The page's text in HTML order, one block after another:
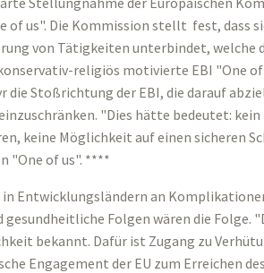
us". Die Kommission stellt fest, dass
von Tätigkeiten unterbindet, welche
religiös motivierte EBI "One
die Stoßrichtung der EBI, die darauf
"Dies hätte bedeutet:
keine Möglichkeit auf einen sicheren
"One of us". ****
Entwicklungsländern an
gesundheitliche Folgen wären die Folge.
bekannt. Dafür ist Zugang zu
Engagement der EU zum Erreichen